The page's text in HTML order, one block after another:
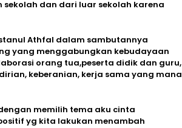
dan dari luar sekolah karena
Athfal dalam sambutannya
yang menggabungkan kebudayaan
orang tua,peserta didik dan guru,
keberanian, kerja sama yang mana
memilih tema aku cinta
yg kita lakukan menambah